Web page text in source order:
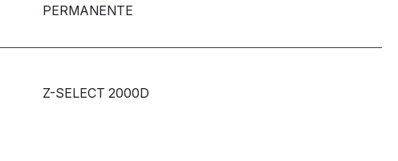
PERMANENTE
Z-SELECT 2000D